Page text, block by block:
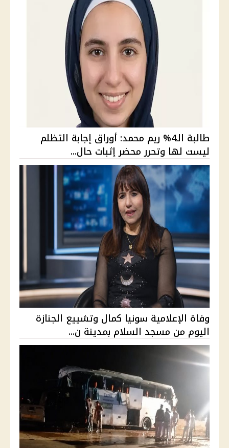
طالبة الـ4% ريم محمد: أوراق إجابة التظلم
ليست لها وتحرر محضر إثبات حال...
وفاة الإعلامية سونيا كمال وتشييع الجنازة
اليوم من مسجد السلام بمدينة ن...